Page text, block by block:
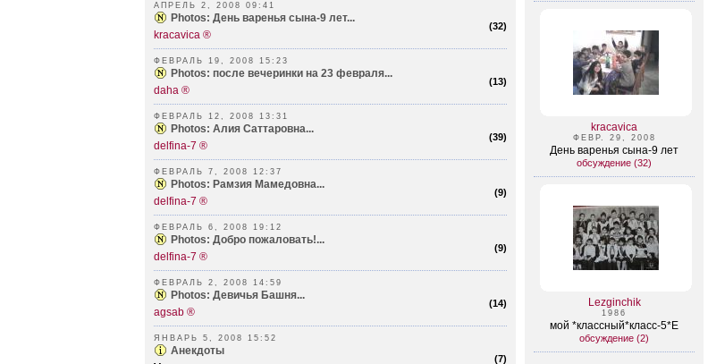
kracavica
ФЕВР. 29, 2008
День варенья сына-9 лет
обсуждение (32)
Lezginchik
1986
мой *классный*класс-5*Е
обсуждение (2)
АПРЕЛЬ 2, 2008 09:41
(32)
Photos: День варенья сына-9 лет...
kracavica ®
ФЕВРАЛЬ 19, 2008 15:23
(13)
Photos: после вечеринки на 23 февраля...
daha ®
ФЕВРАЛЬ 12, 2008 13:31
(39)
Photos: Алия Саттаровна...
delfina-7 ®
ФЕВРАЛЬ 7, 2008 12:37
(9)
Photos: Рамзия Мамедовна...
delfina-7 ®
ФЕВРАЛЬ 6, 2008 19:12
(9)
Photos: Добро пожаловать!...
delfina-7 ®
ФЕВРАЛЬ 2, 2008 14:59
(14)
Photos: Девичья Башня...
agsab ®
ЯНВАРЬ 5, 2008 15:52
(7)
Анекдоты